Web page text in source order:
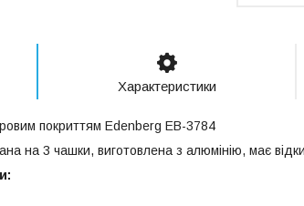
Характеристики
покриттям Edenberg EB-3784
на 3 чашки, виготовлена з алюмінію, має